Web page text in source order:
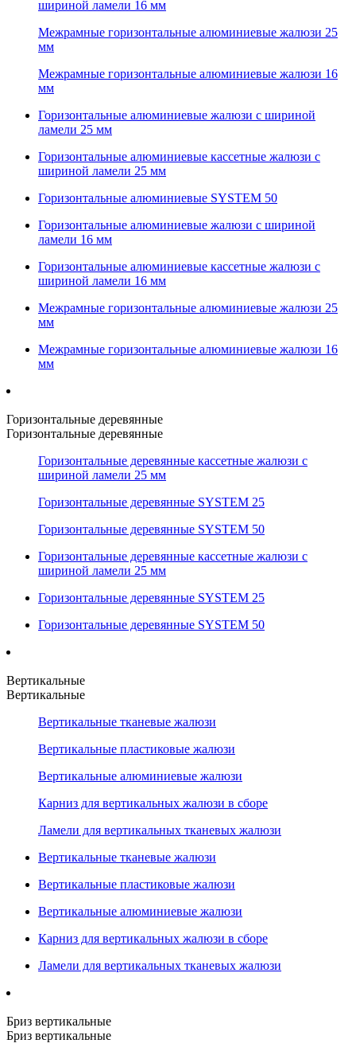
шириной ламели 16 мм
Межрамные горизонтальные алюминиевые жалюзи 25
мм
Межрамные горизонтальные алюминиевые жалюзи 16
мм
Горизонтальные алюминиевые жалюзи с шириной
ламели 25 мм
Горизонтальные алюминиевые кассетные жалюзи с
шириной ламели 25 мм
Горизонтальные алюминиевые SYSTEM 50
Горизонтальные алюминиевые жалюзи с шириной
ламели 16 мм
Горизонтальные алюминиевые кассетные жалюзи с
шириной ламели 16 мм
Межрамные горизонтальные алюминиевые жалюзи 25
мм
Межрамные горизонтальные алюминиевые жалюзи 16
мм
Горизонтальные деревянные
Горизонтальные деревянные
Горизонтальные деревянные кассетные жалюзи с
шириной ламели 25 мм
Горизонтальные деревянные SYSTEM 25
Горизонтальные деревянные SYSTEM 50
Горизонтальные деревянные кассетные жалюзи с
шириной ламели 25 мм
Горизонтальные деревянные SYSTEM 25
Горизонтальные деревянные SYSTEM 50
Вертикальные
Вертикальные
Вертикальные тканевые жалюзи
Вертикальные пластиковые жалюзи
Вертикальные алюминиевые жалюзи
Карниз для вертикальных жалюзи в сборе
Ламели для вертикальных тканевых жалюзи
Вертикальные тканевые жалюзи
Вертикальные пластиковые жалюзи
Вертикальные алюминиевые жалюзи
Карниз для вертикальных жалюзи в сборе
Ламели для вертикальных тканевых жалюзи
Бриз вертикальные
Бриз вертикальные